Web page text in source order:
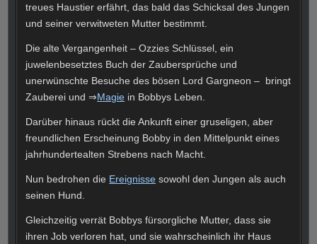
treues Haustier erfährt, das bald das Schicksal des Jungen
und seiner verwitweten Mutter bestimmt.
Die alte Vergangenheit – Ozzies Schlüssel, ein
juwelenbesetztes Buch der Zaubersprüche und
unerwünschte Besuche des bösen Lord Gargneon – bringt
Zauberei und ⇒Magie in Bobbys Leben.
Darüber hinaus rückt die Ankunft einer gruseligen, aber
freundlichen Erscheinung Bobby in den Mittelpunkt eines
jahrhundertealten Strebens nach Macht.
Nun bedrohen die Ereignisse sowohl den Jungen als auch
seinen Hund.
Gleichzeitig verrät Bobbys fürsorgliche Mutter, dass sie
ihren Job verloren hat, und sie wahrscheinlich ihr Haus